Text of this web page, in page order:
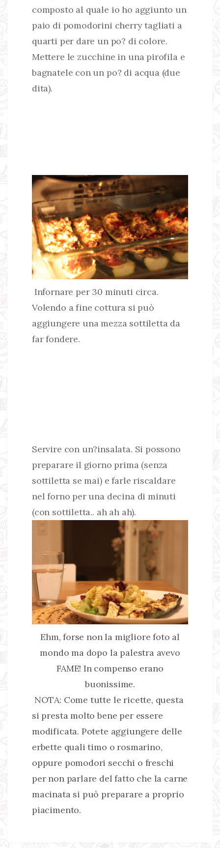
composto al quale io ho aggiunto un
paio di pomodorini cherry tagliati a
quarti per dare un po? di colore.
Mettere le zucchine in una pirofila e
bagnatele con un po? di acqua (due
dita).
Infornare per 30 minuti circa.
Volendo a fine cottura si può
aggiungere una mezza sottiletta da
far fondere.
Servire con un?insalata. Si possono
preparare il giorno prima (senza
sottiletta se mai) e farle riscaldare
nel forno per una decina di minuti
(con sottiletta.. ah ah ah).
Ehm, forse non la migliore foto al
mondo ma dopo la palestra avevo
FAME! In compenso erano
buonissime.
NOTA: Come tutte le ricette, questa
si presta molto bene per essere
modificata. Potete aggiungere delle
erbette quali timo o rosmarino,
oppure pomodori secchi o freschi
per non parlare del fatto che la carne
macinata si può preparare a proprio
piacimento.